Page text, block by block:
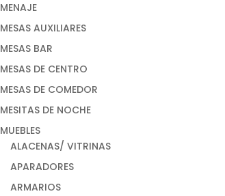
MENAJE
MESAS AUXILIARES
MESAS BAR
MESAS DE CENTRO
MESAS DE COMEDOR
MESITAS DE NOCHE
MUEBLES
ALACENAS/ VITRINAS
APARADORES
ARMARIOS